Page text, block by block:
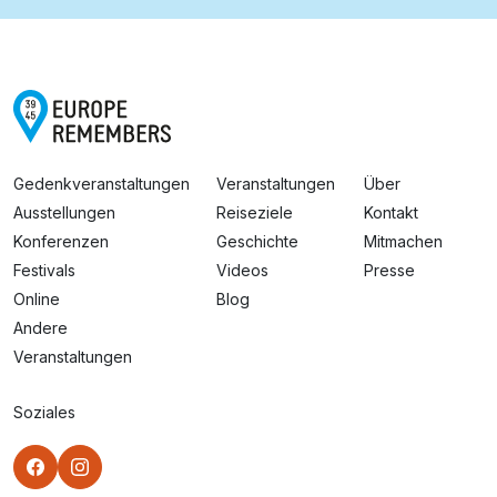
Gedenkveranstaltungen
Ausstellungen
Konferenzen
Festivals
Online
Andere
Veranstaltungen
Veranstaltungen
Reiseziele
Geschichte
Videos
Blog
Über
Kontakt
Mitmachen
Presse
Soziales